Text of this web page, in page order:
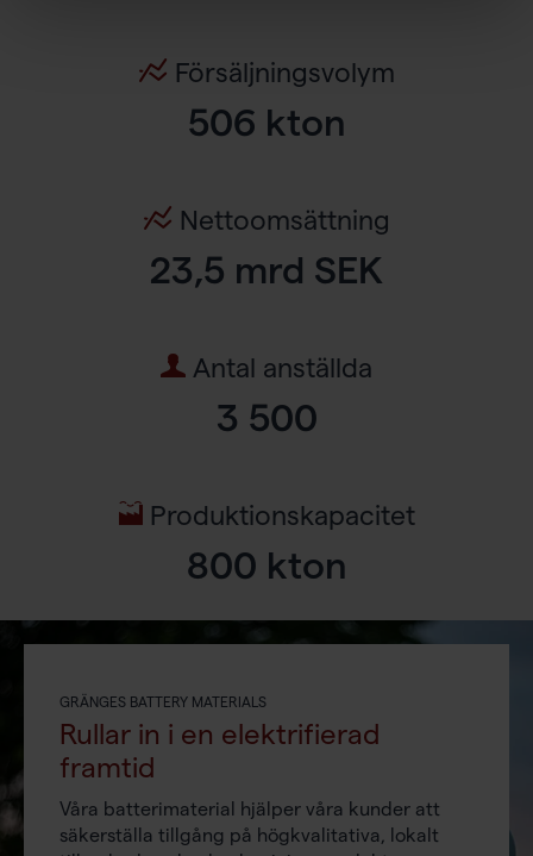
Försäljningsvolym
506 kton
Nettoomsättning
23,5 mrd SEK
Antal anställda
3 500
Produktionskapacitet
800 kton
GRÄNGES BATTERY MATERIALS
Rullar in i en elektrifierad
framtid
Våra batterimaterial hjälper våra kunder att
säkerställa tillgång på högkvalitativa, lokalt